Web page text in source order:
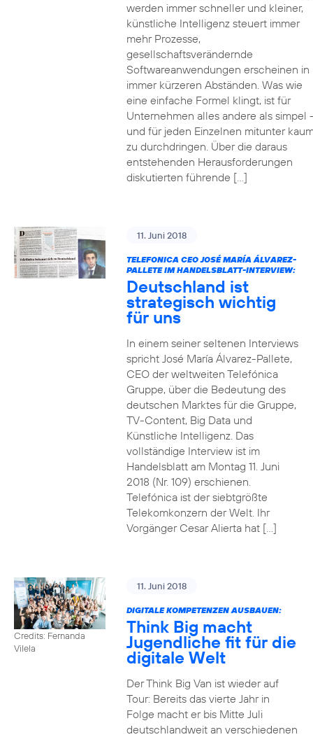
werden immer schneller und kleiner,
künstliche Intelligenz steuert immer
mehr Prozesse,
gesellschaftsverändernde
Softwareanwendungen erscheinen in
immer kürzeren Abständen. Was wie
eine einfache Formel klingt, ist für
Unternehmen alles andere als simpel
und für jeden Einzelnen mitunter
zu durchdringen. Über die daraus
entstehenden Herausforderungen
diskutierten führende […]
11. Juni 2018
TELEFONICA CEO JOSÉ MARÍA ÁLVAREZ-
PALLETE IM HANDELSBLATT-INTERVIEW:
Deutschland ist
strategisch wichtig
für uns
In einem seiner seltenen Interviews
spricht José María Álvarez-Pallete,
CEO der weltweiten Telefónica
Gruppe, über die Bedeutung des
deutschen Marktes für die Gruppe,
TV-Content, Big Data und
Künstliche Intelligenz. Das
vollständige Interview ist im
Handelsblatt am Montag 11. Juni
2018 (Nr. 109) erschienen.
Telefónica ist der siebtgrößte
Telekomkonzern der Welt. Ihr
Vorgänger Cesar Alierta hat […]
Credits: Fernanda
Vilela
11. Juni 2018
DIGITALE KOMPETENZEN AUSBAUEN:
Think Big macht
Jugendliche fit für die
digitale Welt
Der Think Big Van ist wieder auf
Tour: Bereits das vierte Jahr in
Folge macht er bis Mitte Juli
deutschlandweit an verschiedenen